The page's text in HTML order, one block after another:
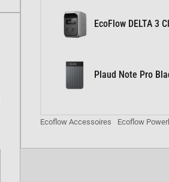
EcoFlow DELTA 3
Plaud Note Pro
Ecoflow Accessoires Ecoflow